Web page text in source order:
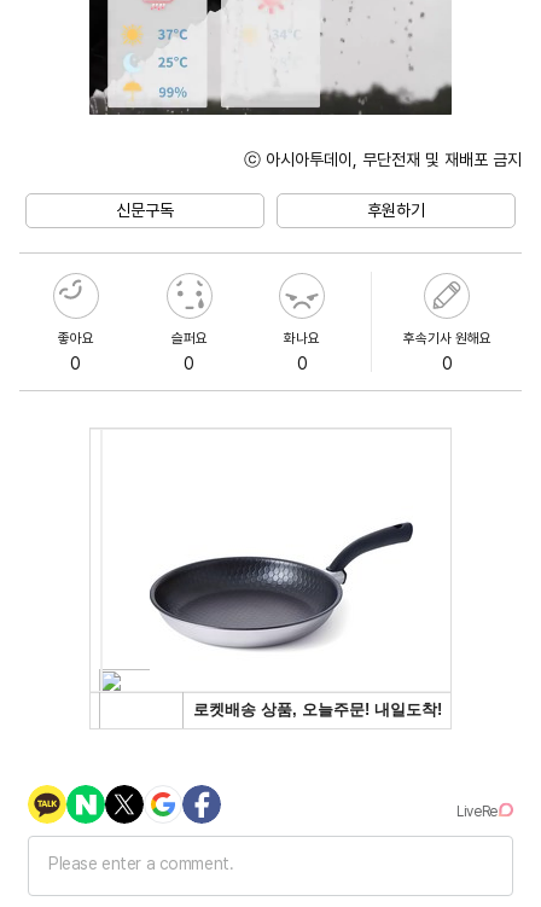
ⓒ 아시아투데이, 무단전재 및 재배포 금지
신문구독 후원하기
좋아요
0
슬퍼요
0
화나요
0
후속기사 원해요
0